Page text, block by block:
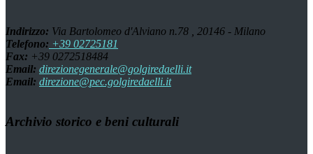
Indirizzo: Via Bartolomeo d'Alviano n.78 , 20146 - Milano
Telefono: +39 02725181
Fax: +39 0272518484
Email: direzionegenerale@golgiredaelli.it
Email: direzione@pec.golgiredaelli.it
Archivio storico e beni culturali